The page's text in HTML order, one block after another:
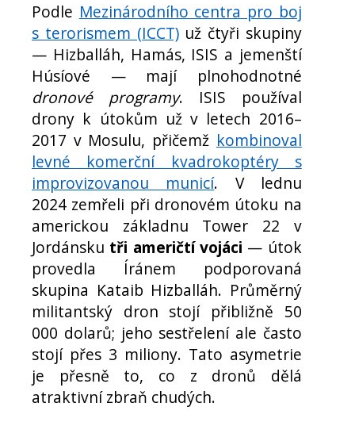
Podle Mezinárodního centra pro boj
s terorismem (ICCT)už čtyři skupiny
— Hizballáh, Hamás, ISIS a jemenští
Húsíové — mají plnohodnotné
dronové programy. ISIS používal
drony k útokům už v letech 2016–
2017 v Mosulu, přičemž kombinoval
levné komerční kvadrokoptéry s
improvizovanou municí. V lednu
2024 zemřeli při dronovém útoku na
americkou základnu Tower 22 v
Jordánsku tři američtí vojáci — útok
provedla Íránem podporovaná
skupina Kataib Hizballáh. Průměrný
militantský dron stojí přibližně 50
000 dolarů; jeho sestřelení ale často
stojí přes 3 miliony. Tato asymetrie
je přesně to, co z dronů dělá
atraktivní zbraň chudých.